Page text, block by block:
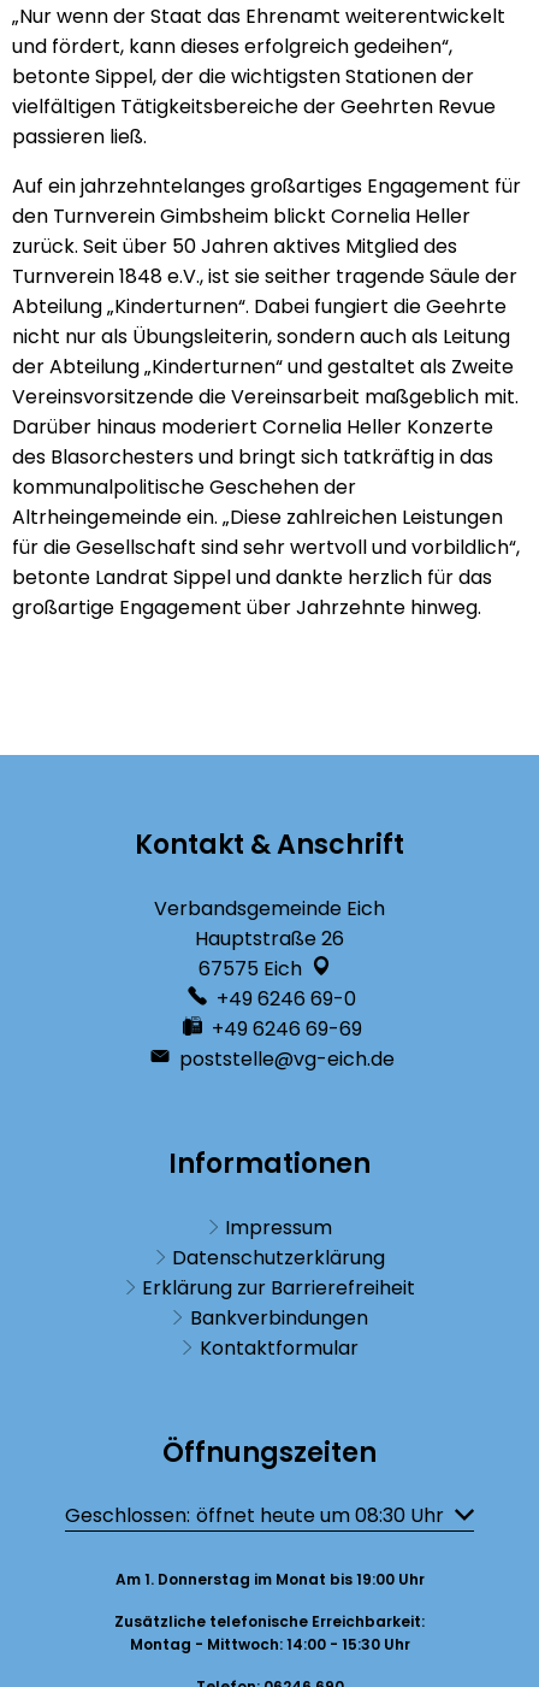
„Nur wenn der Staat das Ehrenamt weiterentwickelt
und fördert, kann dieses erfolgreich gedeihen“,
betonte Sippel, der die wichtigsten Stationen der
vielfältigen Tätigkeitsbereiche der Geehrten Revue
passieren ließ.
Auf ein jahrzehntelanges großartiges Engagement für
den Turnverein Gimbsheim blickt Cornelia Heller
zurück. Seit über 50 Jahren aktives Mitglied des
Turnverein 1848 e.V., ist sie seither tragende Säule der
Abteilung „Kinderturnen“. Dabei fungiert die Geehrte
nicht nur als Übungsleiterin, sondern auch als Leitung
der Abteilung „Kinderturnen“ und gestaltet als Zweite
Vereinsvorsitzende die Vereinsarbeit maßgeblich mit.
Darüber hinaus moderiert Cornelia Heller Konzerte
des Blasorchesters und bringt sich tatkräftig in das
kommunalpolitische Geschehen der
Altrheingemeinde ein. „Diese zahlreichen Leistungen
für die Gesellschaft sind sehr wertvoll und vorbildlich“,
betonte Landrat Sippel und dankte herzlich für das
großartige Engagement über Jahrzehnte hinweg.
Kontakt & Anschrift
Verbandsgemeinde Eich
Hauptstraße 26
67575 Eich
+49 6246 69-0
+49 6246 69-69
poststelle@vg-eich.de
Informationen
Impressum
Datenschutzerklärung
Erklärung zur Barrierefreiheit
Bankverbindungen
Kontaktformular
Öffnungszeiten
Klicken, um weitere Öffnungs- oder Schließzeiten auszublenden
Geschlossen: öffnet heute um 08:30 Uhr
Am 1. Donnerstag im Monat bis 19:00 Uhr
Zusätzliche telefonische Erreichbarkeit:
Montag - Mittwoch: 14:00 - 15:30 Uhr